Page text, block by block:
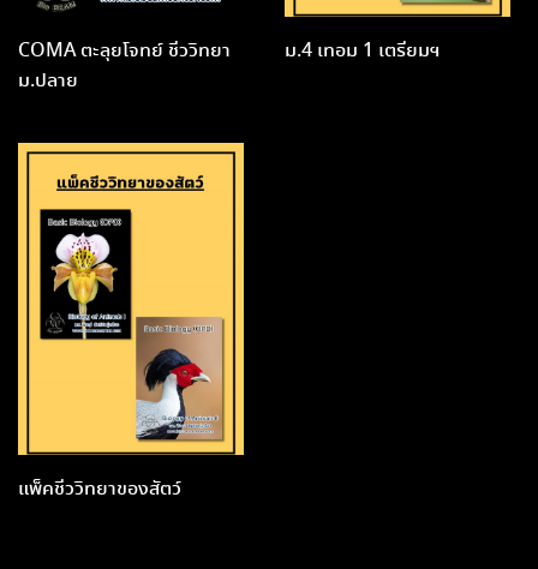
COMA ตะลุยโจทย์ ชีววิทยา
ม.ปลาย
ม.4 เทอม 1 เตรียมฯ
แพ็คชีววิทยาของสัตว์